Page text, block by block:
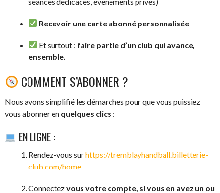
Recevoir une carte abonné personnalisée
Et surtout : faire partie d’un club qui avance,
ensemble.
COMMENT S’ABONNER ?
Nous avons simplifié les démarches pour que vous puissiez
vous abonner en quelques clics :
EN LIGNE :
Rendez-vous surhttps://tremblayhandball.billetterie-
club.com/home
Connectezvous votre compte, si vous en avez un ou